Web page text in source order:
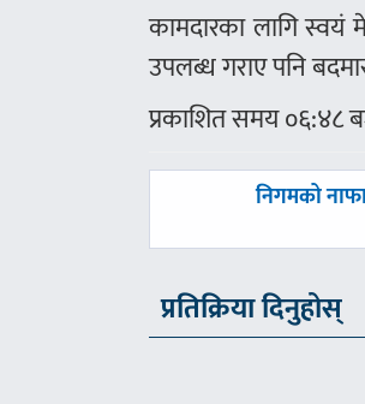
कामदारका लागि स्वयं
उपलब्ध गराए पनि
प्रकाशित समय ०६:४८
पछिल्लाे
निगमको
प्रतिक्रिया दिनुहोस्